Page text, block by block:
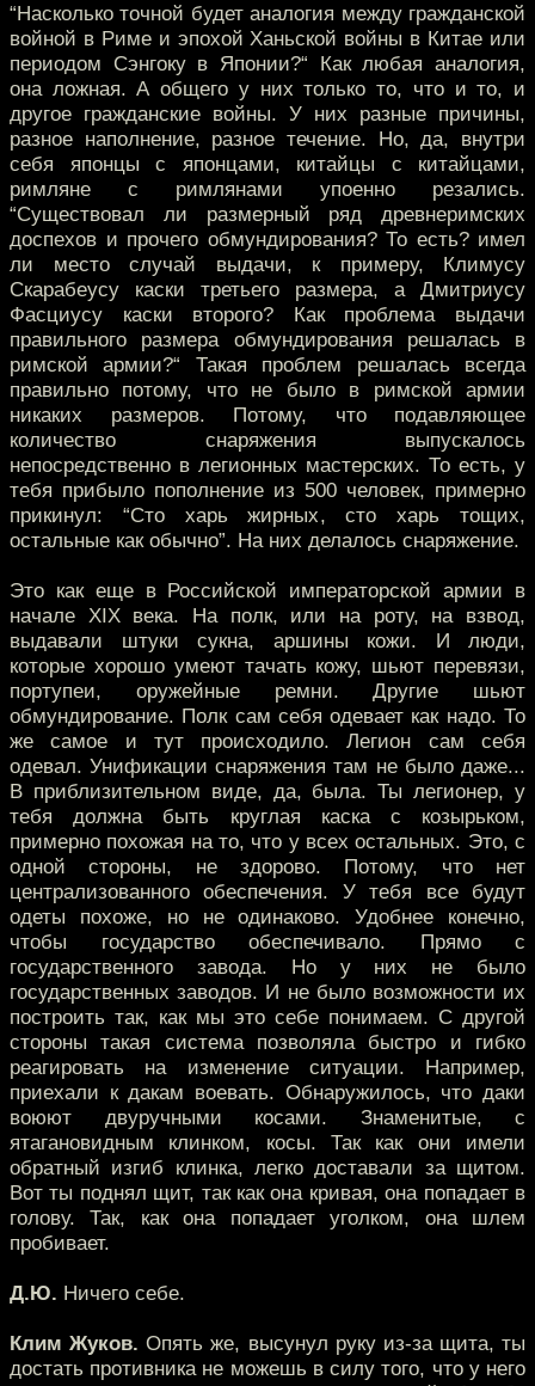
“Насколько точной будет аналогия между гражданской
войной в Риме и эпохой Ханьской войны в Китае или
периодом Сэнгоку в Японии?“ Как любая аналогия,
она ложная. А общего у них только то, что и то, и
другое гражданские войны. У них разные причины,
разное наполнение, разное течение. Но, да, внутри
себя японцы с японцами, китайцы с китайцами,
римляне с римлянами упоенно резались.
“Существовал ли размерный ряд древнеримских
доспехов и прочего обмундирования? То есть? имел
ли место случай выдачи, к примеру, Климусу
Скарабеусу каски третьего размера, а Дмитриусу
Фасциусу каски второго? Как проблема выдачи
правильного размера обмундирования решалась в
римской армии?“ Такая проблем решалась всегда
правильно потому, что не было в римской армии
никаких размеров. Потому, что подавляющее
количество снаряжения выпускалось
непосредственно в легионных мастерских. То есть, у
тебя прибыло пополнение из 500 человек, примерно
прикинул: “Сто харь жирных, сто харь тощих,
остальные как обычно”. На них делалось снаряжение.
Это как еще в Российской императорской армии в
начале XIX века. На полк, или на роту, на взвод,
выдавали штуки сукна, аршины кожи. И люди,
которые хорошо умеют тачать кожу, шьют перевязи,
портупеи, оружейные ремни. Другие шьют
обмундирование. Полк сам себя одевает как надо. То
же самое и тут происходило. Легион сам себя
одевал. Унификации снаряжения там не было даже...
В приблизительном виде, да, была. Ты легионер, у
тебя должна быть круглая каска с козырьком,
примерно похожая на то, что у всех остальных. Это, с
одной стороны, не здорово. Потому, что нет
централизованного обеспечения. У тебя все будут
одеты похоже, но не одинаково. Удобнее конечно,
чтобы государство обеспечивало. Прямо с
государственного завода. Но у них не было
государственных заводов. И не было возможности их
построить так, как мы это себе понимаем. С другой
стороны такая система позволяла быстро и гибко
реагировать на изменение ситуации. Например,
приехали к дакам воевать. Обнаружилось, что даки
воюют двуручными косами. Знаменитые, с
ятагановидным клинком, косы. Так как они имели
обратный изгиб клинка, легко доставали за щитом.
Вот ты поднял щит, так как она кривая, она попадает в
голову. Так, как она попадает уголком, она шлем
пробивает.
Д.Ю. Ничего себе.
Клим Жуков. Опять же, высунул руку из-за щита, ты
достать противника не можешь в силу того, что у него